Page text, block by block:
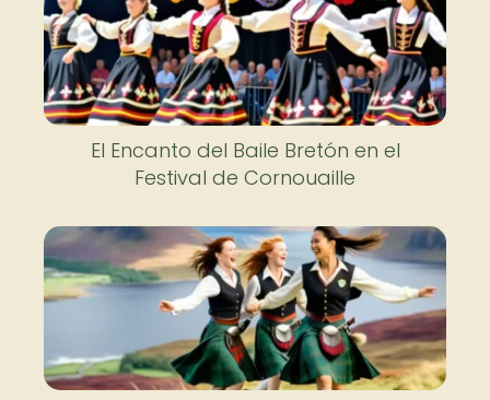
El Encanto del Baile Bretón en el
Festival de Cornouaille